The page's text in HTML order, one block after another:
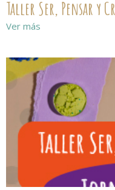
Taller Ser, Pensar y
Ver más